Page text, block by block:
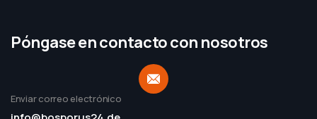
Póngase en contacto con nosotros
Enviar correo electrónico